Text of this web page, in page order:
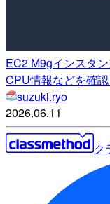
EC2 M9gインスタ
CPU情報などを確
suzuki.ryo
2026.06.11
ク